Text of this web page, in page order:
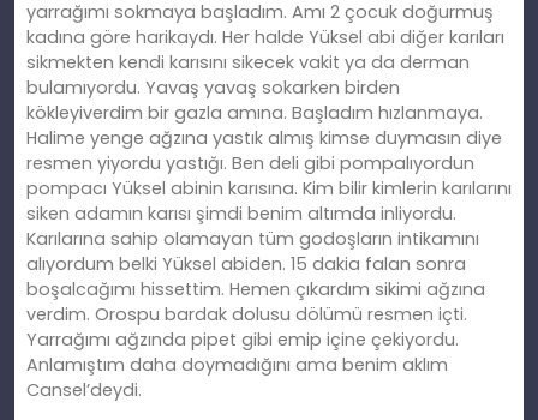
yarrağımı sokmaya başladım. Amı 2 çocuk doğurmuş
kadına göre harikaydı. Her halde Yüksel abi diğer karıları
sikmekten kendi karısını sikecek vakit ya da derman
bulamıyordu. Yavaş yavaş sokarken birden
kökleyiverdim bir gazla amına. Başladım hızlanmaya.
Halime yenge ağzına yastık almış kimse duymasın diye
resmen yiyordu yastığı. Ben deli gibi pompalıyordun
pompacı Yüksel abinin karısına. Kim bilir kimlerin karılarını
siken adamın karısı şimdi benim altımda inliyordu.
Karılarına sahip olamayan tüm godoşların intikamını
alıyordum belki Yüksel abiden. 15 dakia falan sonra
boşalcağımı hissettim. Hemen çıkardım sikimi ağzına
verdim. Orospu bardak dolusu dölümü resmen içti.
Yarrağımı ağzında pipet gibi emip içine çekiyordu.
Anlamıştım daha doymadığını ama benim aklım
Cansel’deydi.